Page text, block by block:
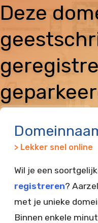
Deze
> Lekker snel online
Wil je een
registreren?
met je unieke
Binnen enkele